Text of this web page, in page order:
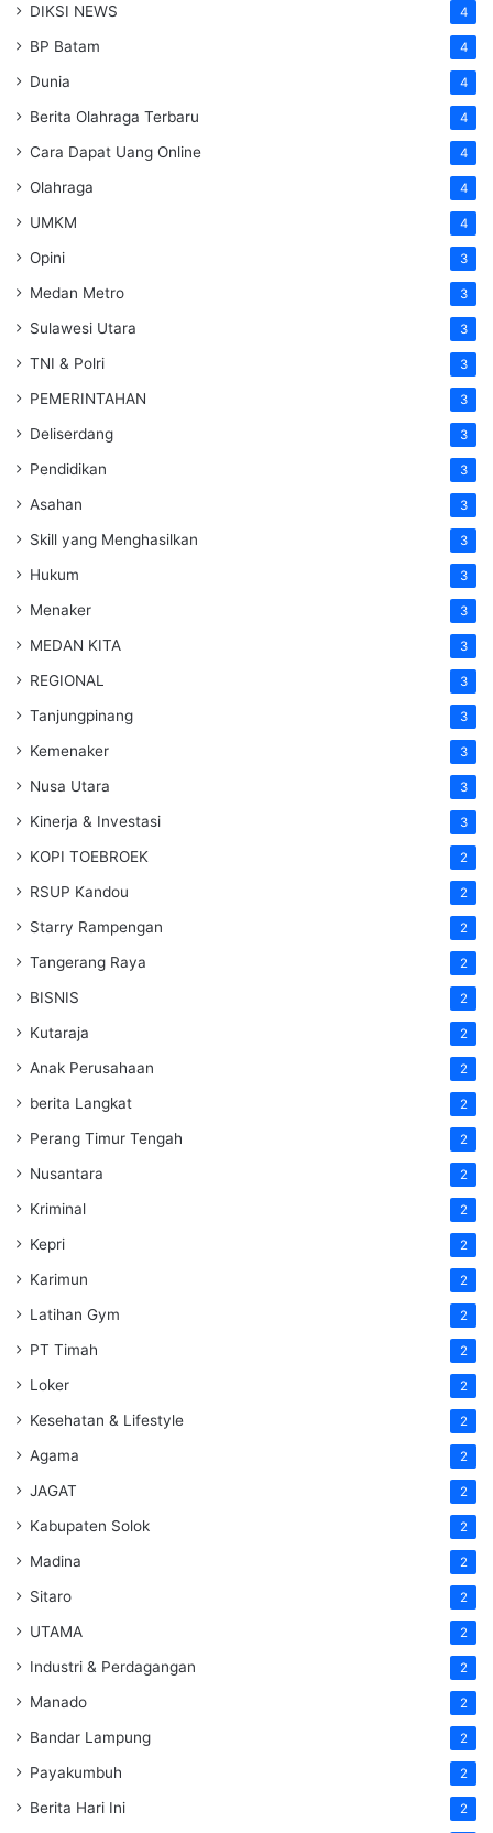
DIKSI NEWS 4
BP Batam 4
Dunia 4
Berita Olahraga Terbaru 4
Cara Dapat Uang Online 4
Olahraga 4
UMKM 4
Opini 3
Medan Metro 3
Sulawesi Utara 3
TNI & Polri 3
PEMERINTAHAN 3
Deliserdang 3
Pendidikan 3
Asahan 3
Skill yang Menghasilkan 3
Hukum 3
Menaker 3
MEDAN KITA 3
REGIONAL 3
Tanjungpinang 3
Kemenaker 3
Nusa Utara 3
Kinerja & Investasi 3
KOPI TOEBROEK 2
RSUP Kandou 2
Starry Rampengan 2
Tangerang Raya 2
BISNIS 2
Kutaraja 2
Anak Perusahaan 2
berita Langkat 2
Perang Timur Tengah 2
Nusantara 2
Kriminal 2
Kepri 2
Karimun 2
Latihan Gym 2
PT Timah 2
Loker 2
Kesehatan & Lifestyle 2
Agama 2
JAGAT 2
Kabupaten Solok 2
Madina 2
Sitaro 2
UTAMA 2
Industri & Perdagangan 2
Manado 2
Bandar Lampung 2
Payakumbuh 2
Berita Hari Ini 2